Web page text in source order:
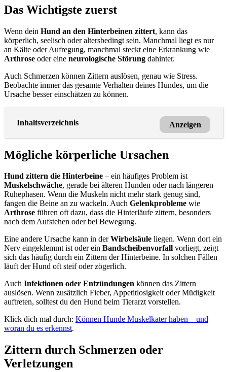
Das Wichtigste zuerst
Wenn dein Hund an den Hinterbeinen zittert, kann das
körperlich, seelisch oder altersbedingt sein. Manchmal liegt es nur
an Kälte oder Aufregung, manchmal steckt eine Erkrankung wie
Arthrose oder eine neurologische Störung dahinter.
Auch Schmerzen können Zittern auslösen, genau wie Stress.
Beobachte immer das gesamte Verhalten deines Hundes, um die
Ursache besser einschätzen zu können.
Inhaltsverzeichnis Anzeigen
Mögliche körperliche Ursachen
Hund zittern die Hinterbeine – ein häufiges Problem ist
Muskelschwäche, gerade bei älteren Hunden oder nach längeren
Ruhephasen. Wenn die Muskeln nicht mehr stark genug sind,
fangen die Beine an zu wackeln. Auch Gelenkprobleme wie
Arthrose führen oft dazu, dass die Hinterläufe zittern, besonders
nach dem Aufstehen oder bei Bewegung.
Eine andere Ursache kann in derWirbelsäule liegen. Wenn dort ein
Nerv eingeklemmt ist oder ein Bandscheibenvorfall vorliegt, zeigt
sich das häufig durch ein Zittern der Hinterbeine. In solchen Fällen
läuft der Hund oft steif oder zögerlich.
Auch Infektionen oder Entzündungen können das Zittern
auslösen. Wenn zusätzlich Fieber, Appetitlosigkeit oder Müdigkeit
auftreten, solltest du den Hund beim Tierarzt vorstellen.
Klick dich mal durch: Können Hunde Muskelkater haben – und
woran du es erkennst.
Zittern durch Schmerzen oder
Verletzungen